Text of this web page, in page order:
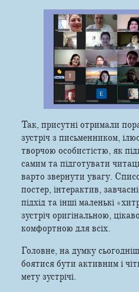
Так, присутні отримали
зустріч з письменником,
творчою особистістю, як
самим та підготувати
варто звернути увагу.
постер, інтерактив,
підхід та інші маленькі
зустріч оригінальною,
комфортною для всіх.
Головне, на думку
боятися бути активним і
мету зустрічі.